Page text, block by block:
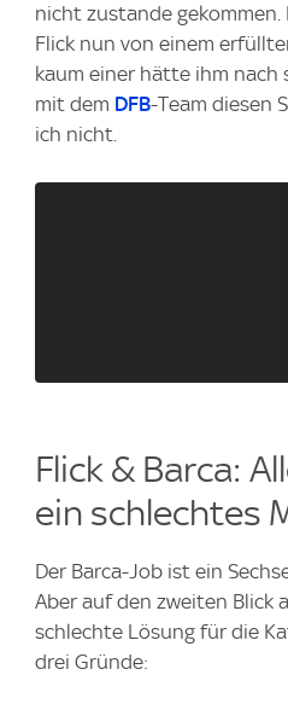
nicht zustande gekommen.
Flick nun von einem
kaum einer hätte ihm nach
mit dem DFB-Team diesen
ich nicht.
Flick & Barca:
ein schlechtes
Der Barca-Job ist ein
Aber auf den zweiten Blick
schlechte Lösung für die
drei Gründe: